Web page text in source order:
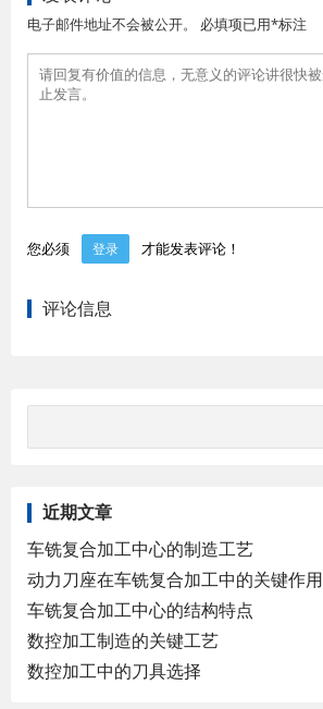
电子邮件地址不会被公开。 必填项已用*标注
您必须 登录 才能发表评论！
评论信息
近期文章
车铣复合加工中心的制造工艺
动力刀座在车铣复合加工中的关键作用
车铣复合加工中心的结构特点
数控加工制造的关键工艺
数控加工中的刀具选择